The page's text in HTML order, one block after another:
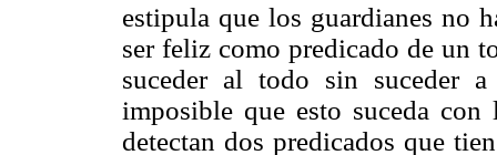
estipula que los guardianes no
ser feliz como predicado de un
suceder al todo sin suceder
imposible que esto suceda
detectan dos predicados que